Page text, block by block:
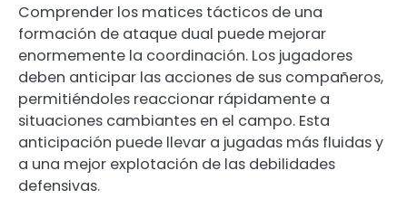
Comprender los matices tácticos de una
formación de ataque dual puede mejorar
enormemente la coordinación. Los jugadores
deben anticipar las acciones de sus compañeros,
permitiéndoles reaccionar rápidamente a
situaciones cambiantes en el campo. Esta
anticipación puede llevar a jugadas más fluidas y
a una mejor explotación de las debilidades
defensivas.